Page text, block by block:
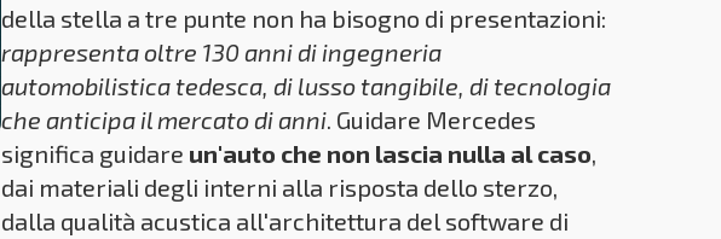
della stella a tre punte non ha bisogno di presentazioni:
rappresenta oltre 130 anni di ingegneria
automobilistica tedesca, di lusso tangibile, di tecnologia
che anticipa il mercato di anni. Guidare Mercedes
significa guidare un'auto che non lascia nulla al caso,
dai materiali degli interni alla risposta dello sterzo,
dalla qualità acustica all'architettura del software di